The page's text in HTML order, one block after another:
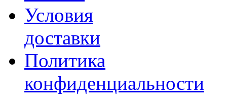
Условия
доставки
Политика
конфиденциальности